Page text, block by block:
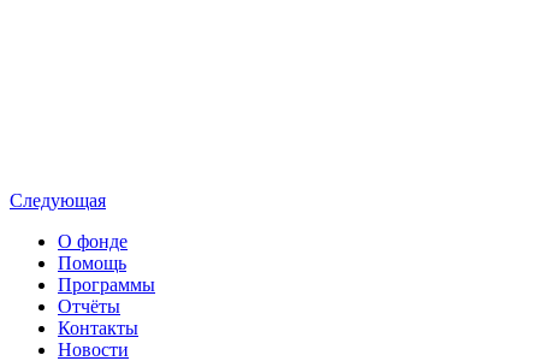
Следующая
О фонде
Помощь
Программы
Отчёты
Контакты
Новости